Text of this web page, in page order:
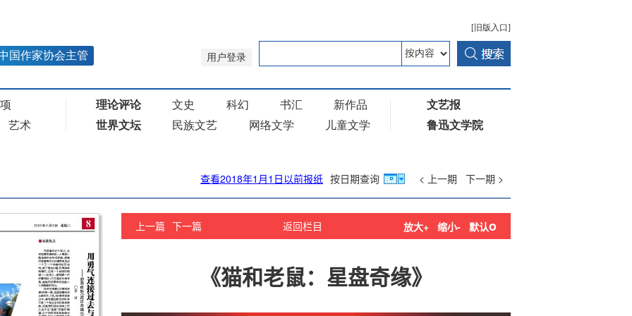
查看2018年1月1日以前报纸 按日期查询 < 上一期 下一期 >
返回栏目
上一篇 下一篇 放大+ 缩小- 默认o
《猫和老鼠：星盘奇缘》